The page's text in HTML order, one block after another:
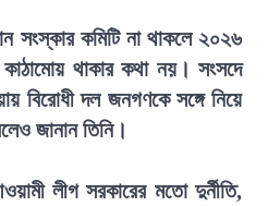
সংস্কার কমিটি না থাকলে ২০২৬
কাঠামোয় থাকার কথা নয়। সংসদে
বিরোধী দল জনগণকে সঙ্গে নিয়ে
জানান তিনি।
লীগ সরকারের মতো দুর্নীতি,